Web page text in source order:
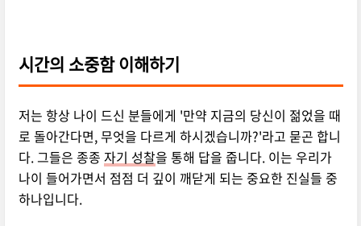
시간의 소중함 이해하기
저는 항상 나이 드신 분들에게 '만약 지금의 당신이 젊었을 때
로 돌아간다면, 무엇을 다르게 하시겠습니까?'라고 묻곤 합니
다. 그들은 종종 자기 성찰을 통해 답을 줍니다. 이는 우리가
나이 들어가면서 점점 더 깊이 깨닫게 되는 중요한 진실들 중
하나입니다.